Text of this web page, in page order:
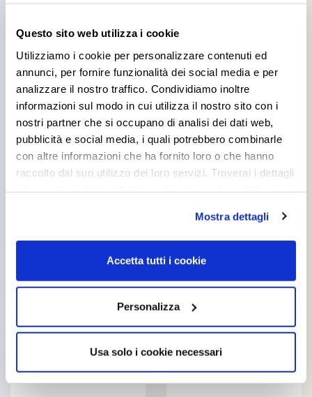
Questo sito web utilizza i cookie
Utilizziamo i cookie per personalizzare contenuti ed
annunci, per fornire funzionalità dei social media e per
analizzare il nostro traffico. Condividiamo inoltre
informazioni sul modo in cui utilizza il nostro sito con i
nostri partner che si occupano di analisi dei dati web,
pubblicità e social media, i quali potrebbero combinarle
con altre informazioni che ha fornito loro o che hanno
raccolto dal suo utilizzo dei loro servizi. Troverai i dettagli
cookie accettare. Per ulteriori informazioni consulta
lacookie policy.
Mostra dettagli
Accetta tutti i cookie
Personalizza
Usa solo i cookie necessari
FISHERMAN OPACO
SETTEBELLO ORO
TIXANAMIDE